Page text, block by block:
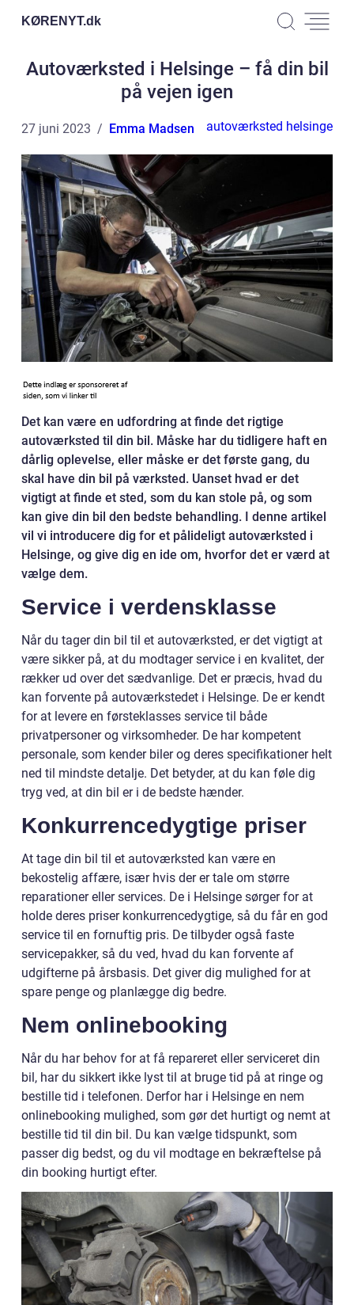
KØRENYT.dk
Autoværksted i Helsinge – få din bil
på vejen igen
27 juni 2023 Emma Madsen autoværksted helsinge
Det kan være en udfordring at finde det rigtige
autoværksted til din bil. Måske har du tidligere haft en
dårlig oplevelse, eller måske er det første gang, du
skal have din bil på værksted. Uanset hvad er det
vigtigt at finde et sted, som du kan stole på, og som
kan give din bil den bedste behandling. I denne artikel
vil vi introducere dig for et pålideligt autoværksted i
Helsinge, og give dig en ide om, hvorfor det er værd at
vælge dem.
Service i verdensklasse
Når du tager din bil til et autoværksted, er det vigtigt at
være sikker på, at du modtager service i en kvalitet, der
rækker ud over det sædvanlige. Det er præcis, hvad du
kan forvente på autoværkstedet i Helsinge. De er kendt
for at levere en førsteklasses service til både
privatpersoner og virksomheder. De har kompetent
personale, som kender biler og deres specifikationer helt
ned til mindste detalje. Det betyder, at du kan føle dig
tryg ved, at din bil er i de bedste hænder.
Konkurrencedygtige priser
At tage din bil til et autoværksted kan være en
bekostelig affære, især hvis der er tale om større
reparationer eller services. De i Helsinge sørger for at
holde deres priser konkurrencedygtige, så du får en god
service til en fornuftig pris. De tilbyder også faste
servicepakker, så du ved, hvad du kan forvente af
udgifterne på årsbasis. Det giver dig mulighed for at
spare penge og planlægge dig bedre.
Nem onlinebooking
Når du har behov for at få repareret eller serviceret din
bil, har du sikkert ikke lyst til at bruge tid på at ringe og
bestille tid i telefonen. Derfor har i Helsinge en nem
onlinebooking mulighed, som gør det hurtigt og nemt at
bestille tid til din bil. Du kan vælge tidspunkt, som
passer dig bedst, og du vil modtage en bekræftelse på
din booking hurtigt efter.